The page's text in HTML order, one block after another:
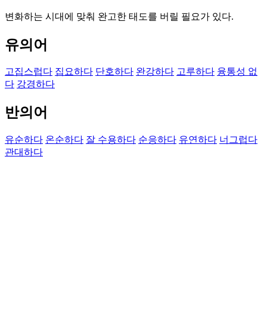
변화하는 시대에 맞춰 완고한 태도를 버릴 필요가 있다.
유의어
고집스럽다 집요하다 단호하다 완강하다 고루하다 융통성 없
다 강경하다
반의어
유순하다 온순하다 잘 수용하다 순응하다 유연하다 너그럽다
관대하다